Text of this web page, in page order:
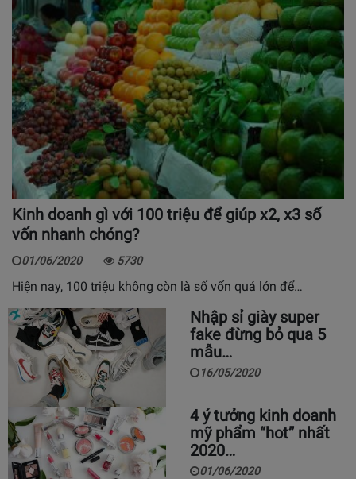
Kinh doanh gì với 100 triệu để giúp x2, x3 số
vốn nhanh chóng?
01/06/2020 5730
Hiện nay, 100 triệu không còn là số vốn quá lớn để…
Nhập sỉ giày super
fake đừng bỏ qua 5
mẫu…
16/05/2020
4 ý tưởng kinh doanh
mỹ phẩm “hot” nhất
2020…
01/06/2020